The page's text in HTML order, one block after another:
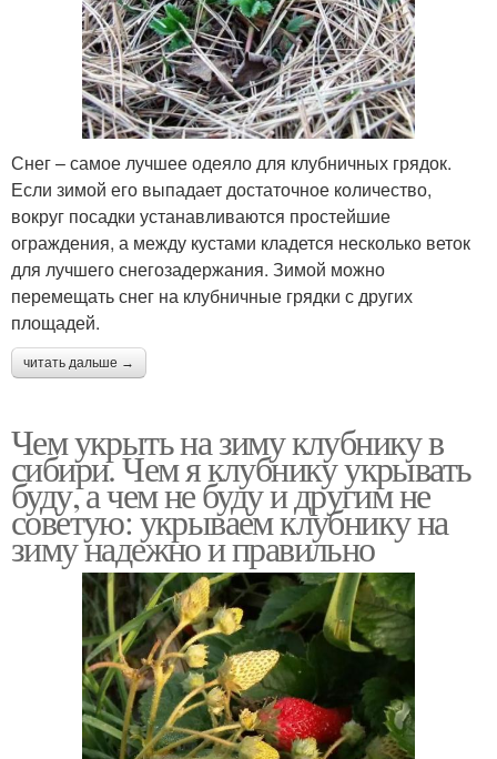
Снег – самое лучшее одеяло для клубничных грядок.
Если зимой его выпадает достаточное количество,
вокруг посадки устанавливаются простейшие
ограждения, а между кустами кладется несколько веток
для лучшего снегозадержания. Зимой можно
перемещать снег на клубничные грядки с других
площадей.
читать дальше →
Чем укрыть на зиму клубнику в
сибири. Чем я клубнику укрывать
буду, а чем не буду и другим не
советую: укрываем клубнику на
зиму надежно и правильно